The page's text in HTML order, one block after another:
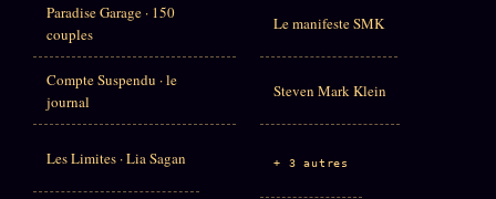
Paradise Garage · 150
couples
Compte Suspendu · le
journal
Les Limites · Lia Sagan
Le manifeste SMK
Steven Mark Klein
+ 3 autres